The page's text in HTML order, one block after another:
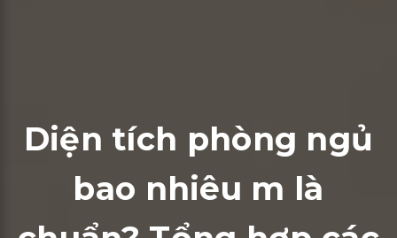
Diện tích phòng ngủ
bao nhiêu m là